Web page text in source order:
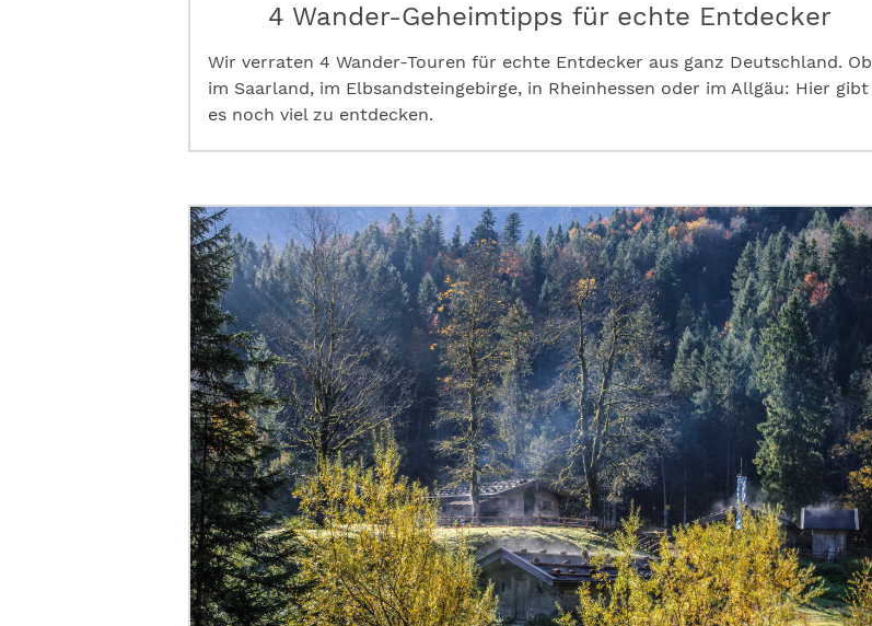
4 Wander-Geheimtipps für echte Entdecker
Wir verraten 4 Wander-Touren für echte Entdecker aus ganz Deutschland. Ob
im Saarland, im Elbsandsteingebirge, in Rheinhessen oder im Allgäu: Hier gibt
es noch viel zu entdecken.